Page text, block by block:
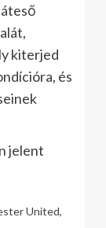
kiterjed
és
jelent
United,